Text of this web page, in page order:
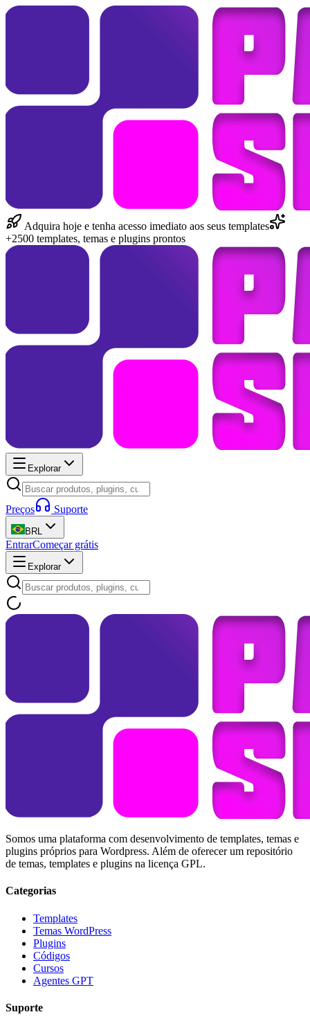
Adquira hoje e tenha acesso imediato aos seus templates
+2500 templates, temas e plugins prontos
Explorar
Preços Suporte
BRL
EntrarComeçar grátis
Explorar
Somos uma plataforma com desenvolvimento de templates, temas e
plugins próprios para Wordpress. Além de oferecer um repositório
de temas, templates e plugins na licença GPL.
Categorias
Templates
Temas WordPress
Plugins
Códigos
Cursos
Agentes GPT
Suporte